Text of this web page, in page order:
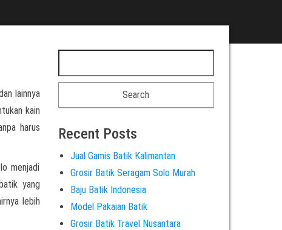
lainnya
kain
harus
menjadi
yang
lebih
Recent Posts
Jual Gamis Batik Kalimantan
Grosir Batik Seragam Solo Murah
Baju Batik Indonesia
Model Pakaian Batik
Grosir Batik Travel Nusantara